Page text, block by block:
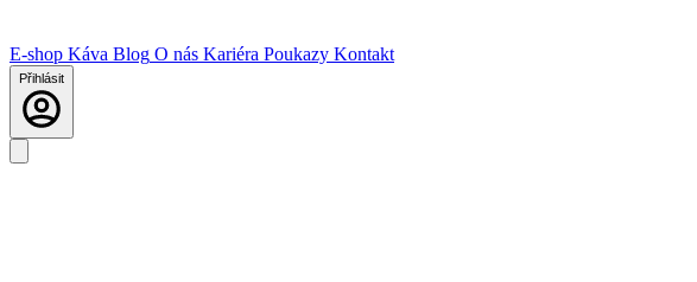
E-shop Káva Blog O nás Kariéra Poukazy Kontakt
Přihlásit